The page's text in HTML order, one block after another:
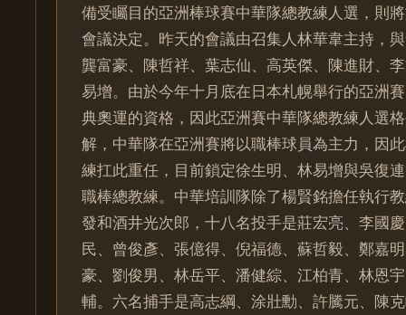
備受矚目的亞洲棒球賽中華隊總教練人選，則
會議決定。昨天的會議由召集人林華韋主持，
龔富豪、陳哲祥、葉志仙、高英傑、陳進財、
易增。由於今年十月底在日本札幌舉行的亞洲
典奧運的資格，因此亞洲賽中華隊總教練人選
解，中華隊在亞洲賽將以職棒球員為主力，因
練扛此重任，目前鎖定徐生明、林易增與吳復
職棒總教練。中華培訓隊除了楊賢銘擔任執行
發和酒井光次郎，十八名投手是莊宏亮、李國
民、曾俊彥、張億得、倪福德、蘇哲毅、鄭嘉
豪、劉俊男、林岳平、潘健綜、江柏青、林恩
輔。六名捕手是高志綱、涂壯勳、許騰元、陳